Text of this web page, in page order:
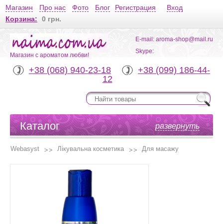
Магазин Про нас Фото Блог Регистрация
Вход
Корзина:
0 грн.
Магазин с ароматом любви!
+38 (068) 940-23-18
+38 (099) 186-44-
12
E-mail: aroma-shop@mail.ru
Skype:
развернуть
Каталог
Webasyst Лікувальна косметика Для масажу